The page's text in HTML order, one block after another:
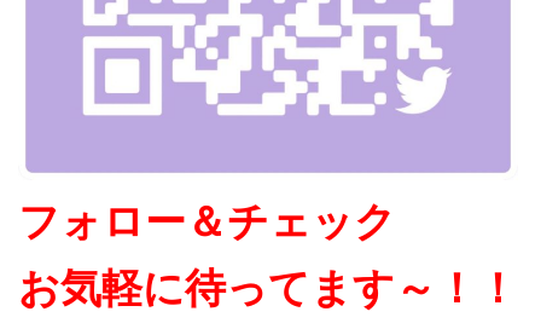
フォロー＆チェック
お気軽に待ってます～！！